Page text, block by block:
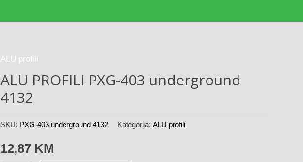
ALU profili
ALU PROFILI PXG-403 underground
4132
SKU: PXG-403 underground 4132 Kategorija: ALU profili
12,87 KM